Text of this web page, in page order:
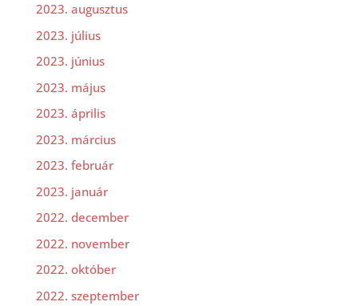
2023. augusztus
2023. július
2023. június
2023. május
2023. április
2023. március
2023. február
2023. január
2022. december
2022. november
2022. október
2022. szeptember